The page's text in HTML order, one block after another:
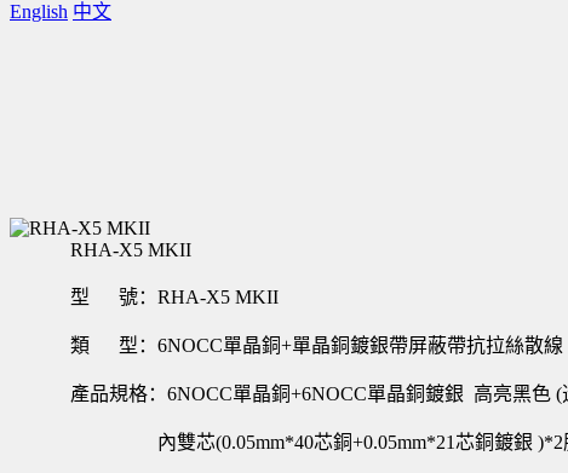
English 中文
RHA-X5 MKII
型 號：RHA-X5 MKII
類 型：6NOCC單晶銅+單晶銅鍍銀帶屏蔽帶抗拉絲散線
產品規格：6NOCC單晶銅+6NOCC單晶銅鍍銀 高亮黑色
內雙芯(0.05mm*40芯銅+0.05mm*21芯銅鍍銀 )*2